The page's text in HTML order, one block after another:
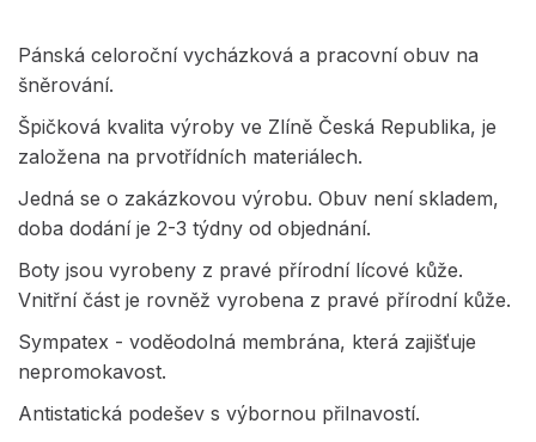
Pánská celoroční vycházková a pracovní obuv na
šněrování.
Špičková kvalita výroby ve Zlíně Česká Republika, je
založena na prvotřídních materiálech.
Jedná se o zakázkovou výrobu. Obuv není skladem,
doba dodání je 2-3 týdny od objednání.
Boty jsou vyrobeny z pravé přírodní lícové kůže.
Vnitřní část je rovněž vyrobena z pravé přírodní kůže.
Sympatex - voděodolná membrána, která zajišťuje
nepromokavost.
Antistatická podešev s výbornou přilnavostí.